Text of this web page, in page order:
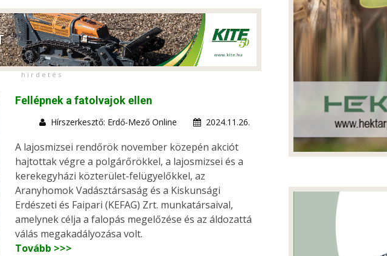
h i r d e t é s
Fellépnek a fatolvajok ellen
Hírszerkesztő: Erdő-Mező Online 2024.11.26.
A lajosmizsei rendőrök november közepén akciót
hajtottak végre a polgárőrökkel, a lajosmizsei és a
kerekegyházi közterület-felügyelőkkel, az
Aranyhomok Vadásztársaság és a Kiskunsági
Erdészeti és Faipari (KEFAG) Zrt. munkatársaival,
amelynek célja a falopás megelőzése és az áldozattá
válás megakadályozása volt.
Tovább >>>